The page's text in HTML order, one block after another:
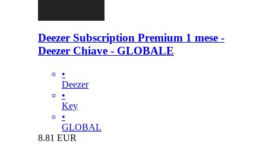
Deezer Subscription Premium 1 mese -
Deezer Chiave - GLOBALE
•
Deezer
•
Key
•
GLOBAL
8.81 EUR